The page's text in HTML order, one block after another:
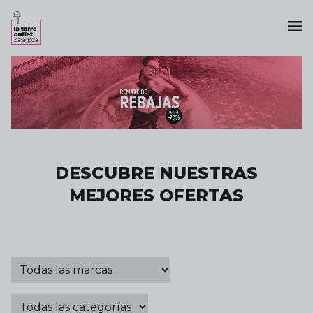
DESCUBRE NUESTRAS
MEJORES OFERTAS